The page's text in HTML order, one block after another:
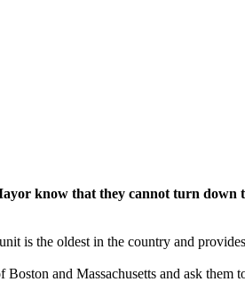
know that they cannot turn down
is the oldest in the country and
and Massachusetts and ask them